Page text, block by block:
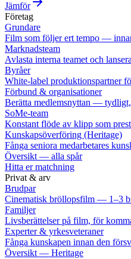
Jämför
Företag
Grundare
Film som följer ert tempo —
Marknadsteam
Avlasta interna teamet och
Byråer
White-label produktionspartner
Förbund & organisationer
Berätta medlemsnyttan —
SoMe-team
Konstant flöde av klipp som
Kunskapsöverföring (Heritage)
Fånga seniora medarbetares
Översikt — alla spår
Hitta er matchning
Privat & arv
Brudpar
Cinematisk bröllopsfilm — 1–3
Familjer
Livsberättelser på film, för
Experter & yrkesveteraner
Fånga kunskapen innan den
Översikt — Heritage